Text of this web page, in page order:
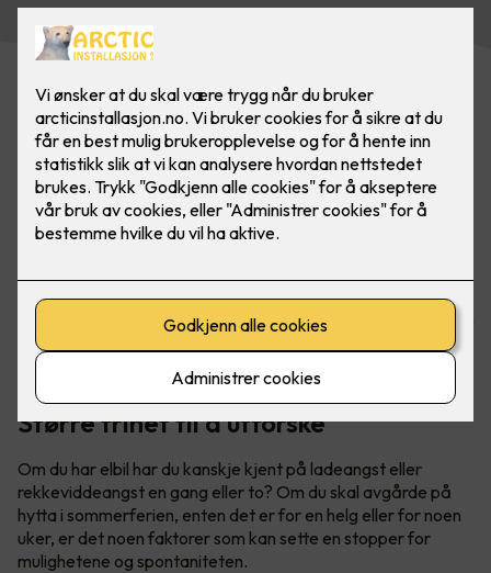
Har du hytte? Med lader fra Easee er du alltid klar for neste
eventyr. Utforsk både fjell og fjorder når du er på hytta -
uten å få ladeangst. Bilde: Easee
Større frihet til å utforske
Om du har elbil har du kanskje kjent på ladeangst eller
rekkeviddeangst en gang eller to? Om du skal avgårde på
hytta i sommerferien, enten det er for en helg eller for noen
uker, er det noen faktorer som kan sette en stopper for
mulighetene og spontaniteten.